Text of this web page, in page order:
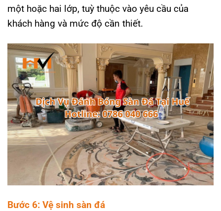
một hoặc hai lớp, tuỳ thuộc vào yêu cầu của
khách hàng và mức độ cần thiết.
Bước 6: Vệ sinh sàn đá